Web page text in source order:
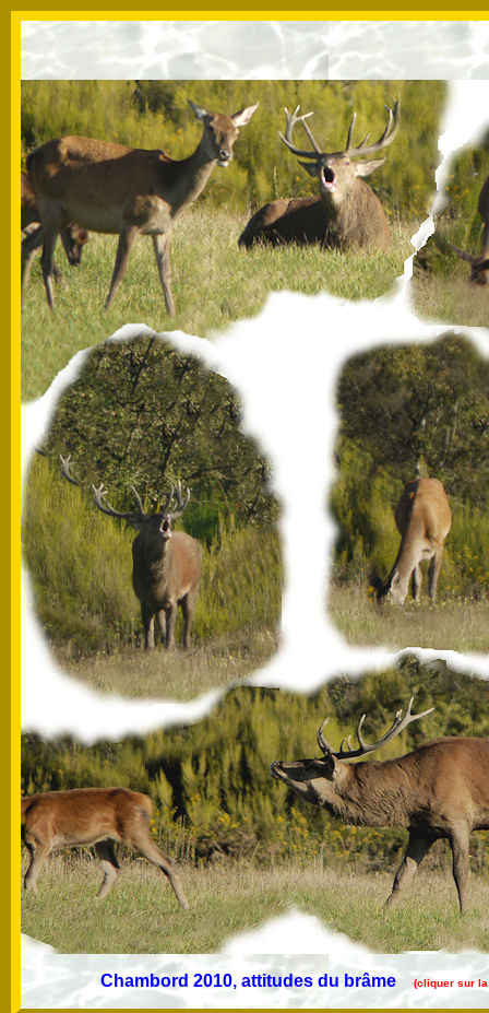
Chambord 2010, attitudes du brâme(cliquer sur